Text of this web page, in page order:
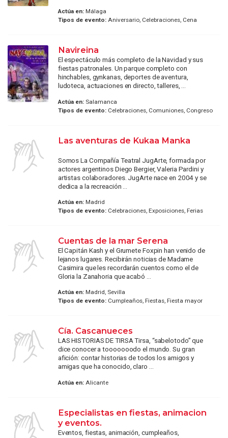
Actúa en:Málaga
Tipos de evento:Aniversario, Celebraciones, Cena
Navireina
El espectáculo más completo de la Navidad y sus
fiestas patronales. Un parque completo con
hinchables, gynkanas, deportes de aventura,
ludoteca, actuaciones en directo, talleres, ...
Actúa en:Salamanca
Tipos de evento:Celebraciones, Comuniones, Congreso
Las aventuras de Kukaa Manka
Somos La Compañía Teatral JugArte, formada por
actores argentinos Diego Bergier, Valeria Pardini y
artistas colaboradores. JugArte nace en 2004 y se
dedica a la recreación ...
Actúa en:Madrid
Tipos de evento:Celebraciones, Exposiciones, Ferias
Cuentas de la mar Serena
El Capitán Kash y el Grumete Foxpin han venido de
lejanos lugares. Recibirán noticias de Madame
Casimira que les recordarán cuentos como el de
Gloria la Zanahoria que acabó ...
Actúa en:Madrid, Sevilla
Tipos de evento:Cumpleaños, Fiestas, Fiesta mayor
Cía. Cascanueces
LAS HISTORIAS DE TIRSA Tirsa, “sabelotodo” que
dice conocer a tooooooodo el mundo. Su gran
afición: contar historias de todos los amigos y
amigas que ha conocido, claro ...
Actúa en:Alicante
Especialistas en fiestas, animacion
y eventos.
Eventos, fiestas, animación, cumpleaños,